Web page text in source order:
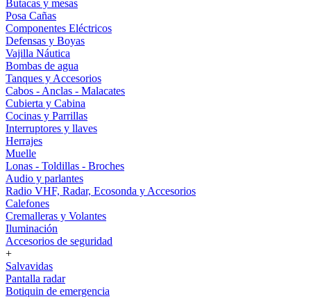
Butacas y mesas
Posa Cañas
Componentes Eléctricos
Defensas y Boyas
Vajilla Náutica
Bombas de agua
Tanques y Accesorios
Cabos - Anclas - Malacates
Cubierta y Cabina
Cocinas y Parrillas
Interruptores y llaves
Herrajes
Muelle
Lonas - Toldillas - Broches
Audio y parlantes
Radio VHF, Radar, Ecosonda y Accesorios
Calefones
Cremalleras y Volantes
Iluminación
Accesorios de seguridad
+
Salvavidas
Pantalla radar
Botiquin de emergencia